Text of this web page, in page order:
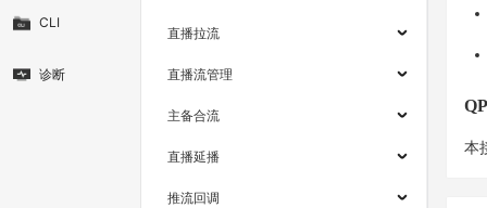
CLI
诊断
直播拉流
直播流管理
主备合流
直播延播
推流回调
本